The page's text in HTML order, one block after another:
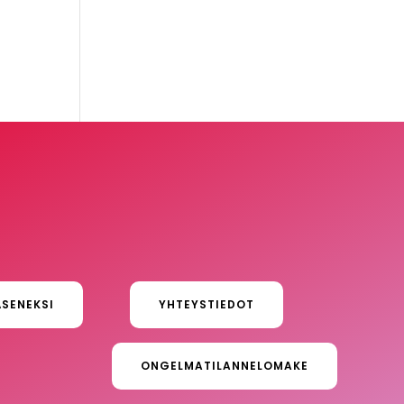
YHTEYSTIEDOT
ONGELMATILANNELOMAKE